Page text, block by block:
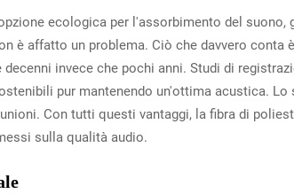
ecologica per l'assorbimento del suono,
è affatto un problema. Ciò che davvero conta
invece che pochi anni. Studi di
pur mantenendo un'ottima acustica.
Con tutti questi vantaggi, la fibra di
sulla qualità audio.